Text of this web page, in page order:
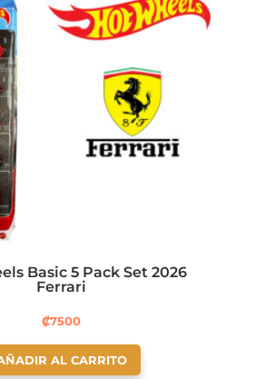
Basic 5 Pack Set 2026
Ferrari
₡7500
AL CARRITO